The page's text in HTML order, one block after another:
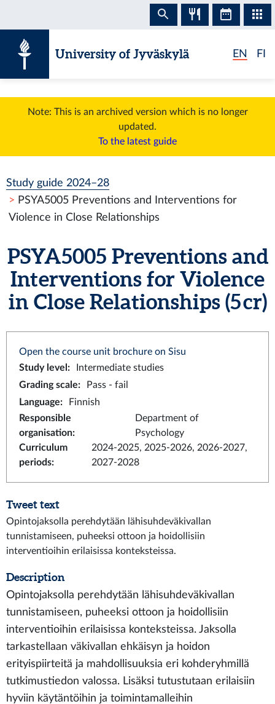
University of Jyväskylä EN FI
Note: This is an archived version which is no longer
updated.
To the latest guide
Study guide 2024–28
PSYA5005 Preventions and Interventions for
Violence in Close Relationships
PSYA5005 Preventions and
Interventions for Violence
in Close Relationships (5 cr)
Open the course unit brochure on Sisu
Study level :
Intermediate studies
Grading scale:
Pass - fail
Language:
Finnish
Responsible
organisation:
Department of
Psychology
Curriculum
periods:
2024-2025, 2025-2026, 2026-2027,
2027-2028
Tweet text
Opintojaksolla perehdytään lähisuhdeväkivallan
tunnistamiseen, puheeksi ottoon ja hoidollisiin
interventioihin erilaisissa konteksteissa.
Description
Opintojaksolla perehdytään lähisuhdeväkivallan
tunnistamiseen, puheeksi ottoon ja hoidollisiin
interventioihin erilaisissa konteksteissa. Jaksolla
tarkastellaan väkivallan ehkäisyn ja hoidon
erityispiirteitä ja mahdollisuuksia eri kohderyhmillä
tutkimustiedon valossa. Lisäksi tutustutaan erilaisiin
hyviin käytäntöihin ja toimintamalleihin